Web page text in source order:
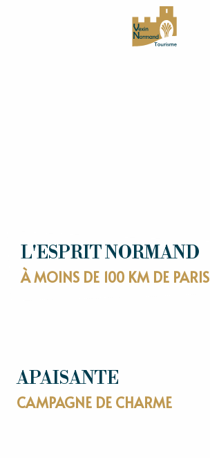
L'ESPRIT NORMAND
À MOINS DE 100 KM DE PARIS
APAISANTE
CAMPAGNE DE CHARME